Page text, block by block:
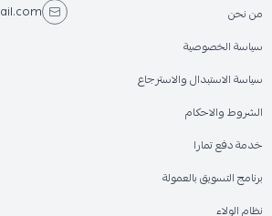
من نحن
سياسة الخصوصية
سياسة الاستبدال والاسترجاع
الشروط والاحكام
خدمة دفع تمارا
برنامج التسويق بالعمولة
نظام الولاء